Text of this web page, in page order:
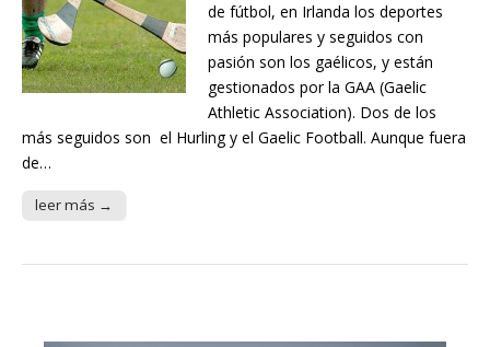
de fútbol, en Irlanda los deportes
más populares y seguidos con
pasión son los gaélicos, y están
gestionados por la GAA (Gaelic
Athletic Association). Dos de los
más seguidos son el Hurling y el Gaelic Football. Aunque fuera
de…
leer más →